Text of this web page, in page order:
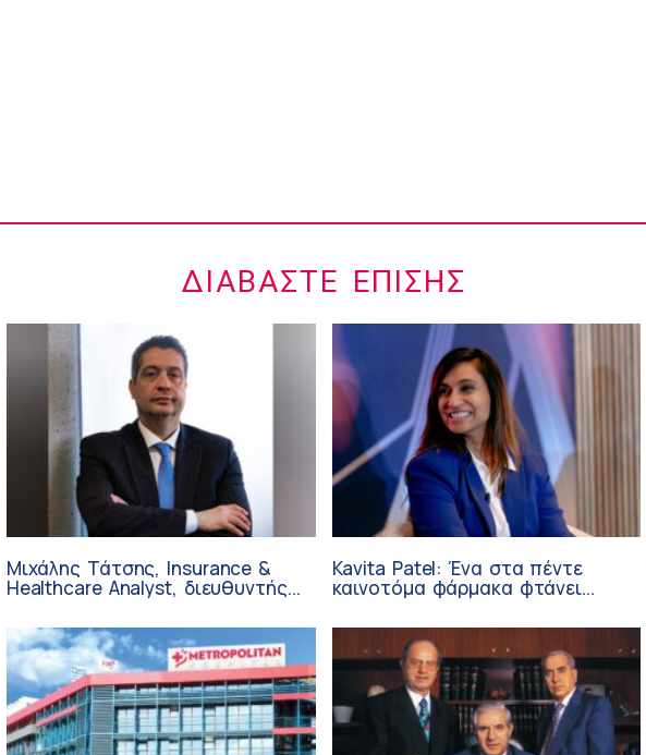
ΔΙΑΒΆΣΤΕ ΕΠΊΣΗΣ
Μιχάλης Τάτσης, Insurance &
Healthcare Analyst, διευθυντής
Ομίλου HHG
Kavita Patel: Ένα στα πέντε
καινοτόμα φάρμακα φτάνει